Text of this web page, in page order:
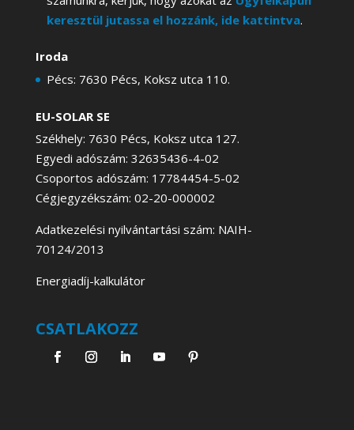
keresztül jutassa el hozzánk, ide kattintva.
Iroda
Pécs: 7630 Pécs, Koksz utca 110.
EU-SOLAR SE
Székhely: 7630 Pécs, Koksz utca 127.
Egyedi adószám: 32635436-4-02
Csoportos adószám: 17784454-5-02
Cégjegyzékszám: 02-20-000002
Adatkezelési nyilvántartási szám: NAIH-
70124/2013
Energiadíj-kalkulátor
CSATLAKOZZ